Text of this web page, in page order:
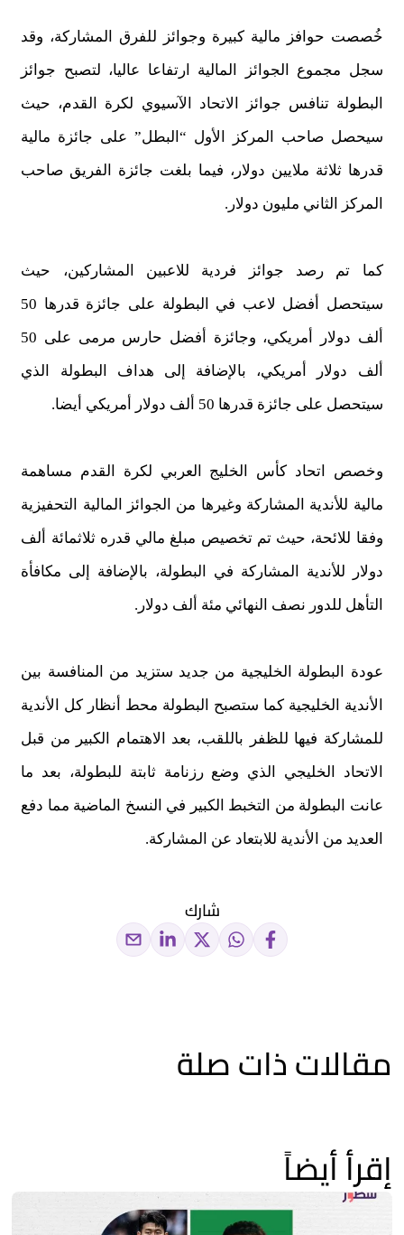
خُصصت حوافز مالية كبيرة وجوائز للفرق المشاركة، وقد
سجل مجموع الجوائز المالية ارتفاعا عاليا، لتصبح جوائز
البطولة تنافس جوائز الاتحاد الآسيوي لكرة القدم، حيث
سيحصل صاحب المركز الأول “البطل” على جائزة مالية
قدرها ثلاثة ملايين دولار، فيما بلغت جائزة الفريق صاحب
المركز الثاني مليون دولار.
كما تم رصد جوائز فردية للاعبين المشاركين، حيث
سيتحصل أفضل لاعب في البطولة على جائزة قدرها 50
ألف دولار أمريكي، وجائزة أفضل حارس مرمى على 50
ألف دولار أمريكي، بالإضافة إلى هداف البطولة الذي
سيتحصل على جائزة قدرها 50 ألف دولار أمريكي أيضا.
وخصص اتحاد كأس الخليج العربي لكرة القدم مساهمة
مالية للأندية المشاركة وغيرها من الجوائز المالية التحفيزية
وفقا للائحة، حيث تم تخصيص مبلغ مالي قدره ثلاثمائة ألف
دولار للأندية المشاركة في البطولة، بالإضافة إلى مكافأة
التأهل للدور نصف النهائي مئة ألف دولار.
عودة البطولة الخليجية من جديد ستزيد من المنافسة بين
الأندية الخليجية كما ستصبح البطولة محط أنظار كل الأندية
للمشاركة فيها للظفر باللقب، بعد الاهتمام الكبير من قبل
الاتحاد الخليجي الذي وضع رزنامة ثابتة للبطولة، بعد ما
عانت البطولة من التخبط الكبير في النسخ الماضية مما دفع
العديد من الأندية للابتعاد عن المشاركة.
شارك
مقالات ذات صلة
إقرأ أيضاً